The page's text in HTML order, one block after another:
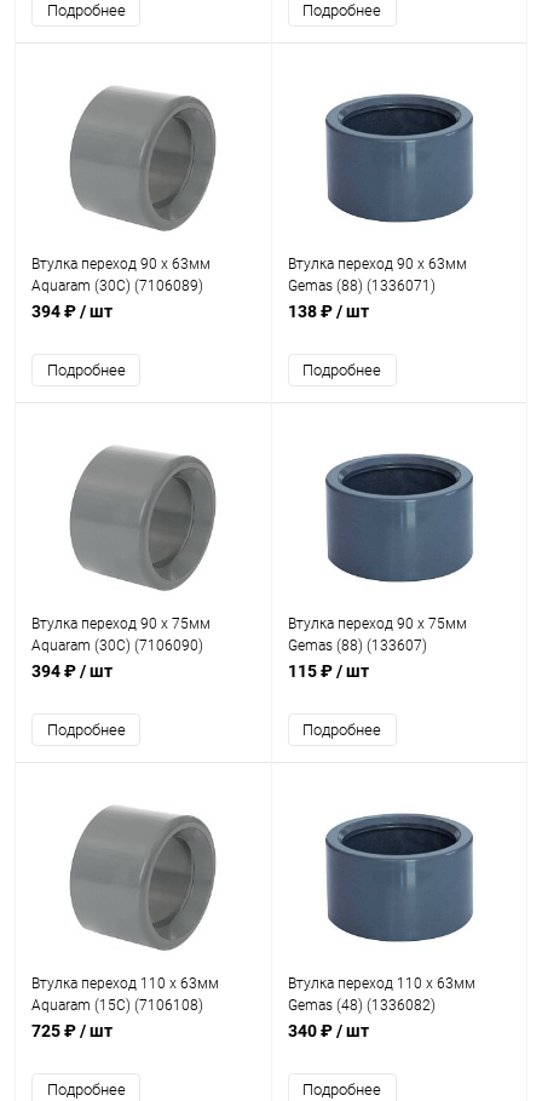
Подробнее Подробнее
Втулка переход 90 x 63мм
Aquaram (30C) (7106089)
394 ₽/ шт
Подробнее
Втулка переход 90 x 63мм
Gemas (88) (1336071)
138 ₽/ шт
Подробнее
Втулка переход 90 x 75мм
Aquaram (30C) (7106090)
394 ₽/ шт
Подробнее
Втулка переход 90 x 75мм
Gemas (88) (133607)
115 ₽/ шт
Подробнее
Втулка переход 110 x 63мм
Aquaram (15C) (7106108)
725 ₽/ шт
Подробнее
Втулка переход 110 x 63мм
Gemas (48) (1336082)
340 ₽/ шт
Подробнее